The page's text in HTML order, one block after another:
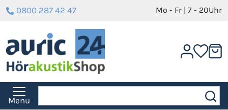
0800 287 42 47 Mo - Fr | 7 - 20Uhr
Menu